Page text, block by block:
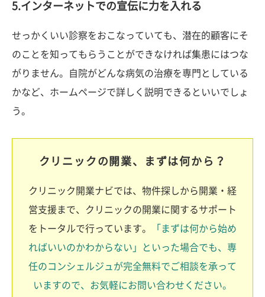
5.インターネットでの宣伝に力を入れる
せっかくいい診察をおこなっていても、潜在的顧客にそ
のことを知ってもらうことができなければ集患にはつな
がりません。自院がどんな病気の治療を専門としている
かなど、ホームページで詳しく説明できるといいでしょ
う。
クリニックの開業、まずは何から？
クリニック開業ナビでは、物件探しから開業・経
営支援まで、クリニックの開業に関するサポート
をトータルで行っています。
「まずは何から始め
ればいいのかわからない」といった場合でも、専
任のコンシェルジュが完全無料でご相談を承って
いますので、お気軽にお問い合わせください。